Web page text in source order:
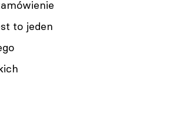
to jeden